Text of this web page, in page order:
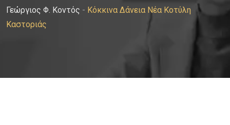
Γεώργιος Φ. Κοντός - Κόκκινα Δάνεια Νέα Κοτύλη
Καστοριάς